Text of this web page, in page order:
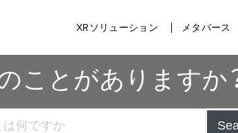
XRソリューション メタバース
ことがありますか